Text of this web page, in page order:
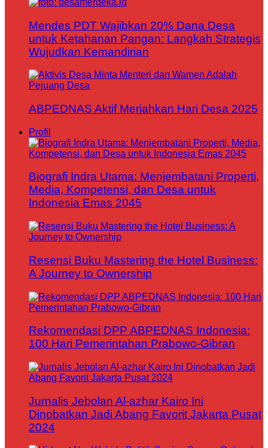
Mendes PDT Wajibkan 20% Dana Desa
untuk Ketahanan Pangan: Langkah Strategis
Wujudkan Kemandirian
ABPEDNAS Aktif Meriahkan Hari Desa 2025
Profil
Biografi Indra Utama: Menjembatani Properti,
Media, Kompetensi, dan Desa untuk
Indonesia Emas 2045
Resensi Buku Mastering the Hotel Business:
A Journey to Ownership
Rekomendasi DPP ABPEDNAS Indonesia:
100 Hari Pemerintahan Prabowo-Gibran
Jurnalis Jebolan Al-azhar Kairo Ini
Dinobatkan Jadi Abang Favorit Jakarta Pusat
2024